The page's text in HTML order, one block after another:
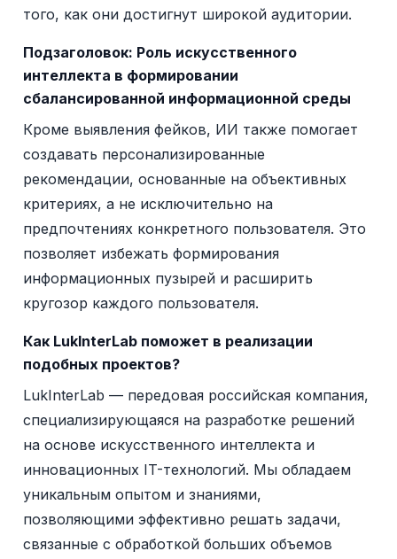
того, как они достигнут широкой аудитории.
Подзаголовок: Роль искусственного
интеллекта в формировании
сбалансированной информационной среды
Кроме выявления фейков, ИИ также помогает
создавать персонализированные
рекомендации, основанные на объективных
критериях, а не исключительно на
предпочтениях конкретного пользователя. Это
позволяет избежать формирования
информационных пузырей и расширить
кругозор каждого пользователя.
Как LukInterLab поможет в реализации
подобных проектов?
LukInterLab — передовая российская компания,
специализирующаяся на разработке решений
на основе искусственного интеллекта и
инновационных IT-технологий. Мы обладаем
уникальным опытом и знаниями,
позволяющими эффективно решать задачи,
связанные с обработкой больших объемов